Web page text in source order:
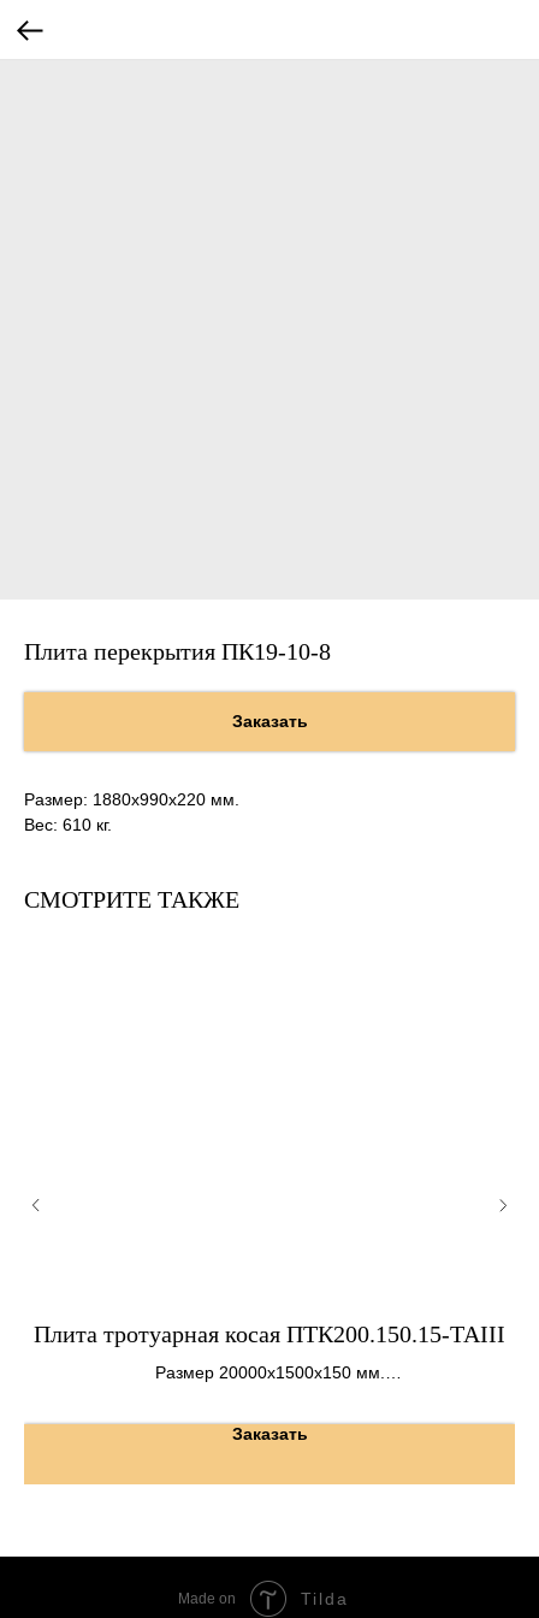
Плита перекрытия ПК19-10-8
Заказать
Размер: 1880х990х220 мм.
Вес: 610 кг.
СМОТРИТЕ ТАКЖЕ
Плита тротуарная косая ПТК200.150.15-ТАIII
Размер 20000х1500х150 мм.
Заказать
Made on Tilda